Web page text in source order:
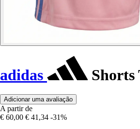
adidas Shorts
Adicionar uma avaliação
A partir de
€ 60,00 € 41,34 -31%